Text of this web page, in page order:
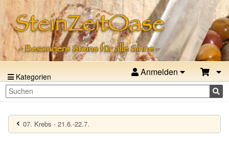
Kategorien Anmelden
07. Krebs - 21.6.-22.7.